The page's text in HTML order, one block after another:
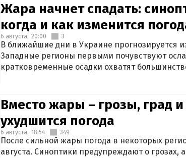
Жара начнет спадать:
когда и как изменится
6 августа, 20:00 3
В ближайшие дни в Украине прогнозируется
Западные регионы первыми почувствуют
кратковременные осадки охватят
Вместо жары – грозы, град
ухудшится погода
6 августа, 18:54 349
После сильной жары погода в некоторых
августа. Синоптики предупреждают о грозах,